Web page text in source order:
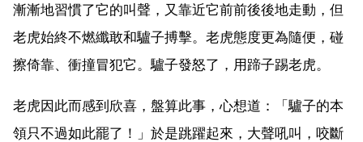
漸漸地習慣了它的叫聲，又靠近它前前後後地走動，但
老虎始終不燃纖敢和驢子搏擊。老虎態度更為隨便，碰
擦倚靠、衝撞冒犯它。驢子發怒了，用蹄子踢老虎。
老虎因此而感到欣喜，盤算此事，心想道：「驢子的本
領只不過如此罷了！」於是跳躍起來，大聲吼叫，咬斷